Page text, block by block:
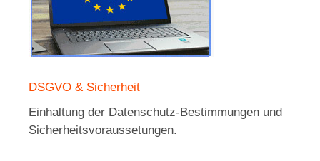
DSGVO & Sicherheit
Einhaltung der Datenschutz-Bestimmungen und
Sicherheitsvoraussetungen.